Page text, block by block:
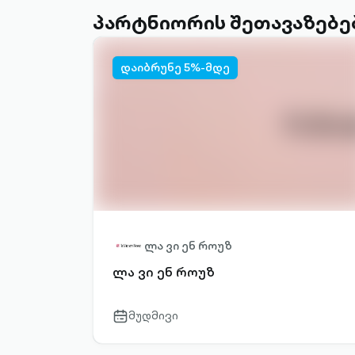
პარტნიორის
დაიბრუნე 5%-მდე
ლა ვი ენ როუზ
ლა ვი ენ როუზ
calendar-
მუდმივი